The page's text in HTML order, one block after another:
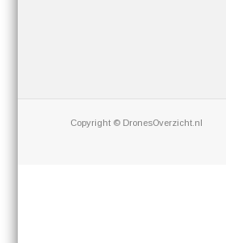
Copyright © DronesOverzicht.nl